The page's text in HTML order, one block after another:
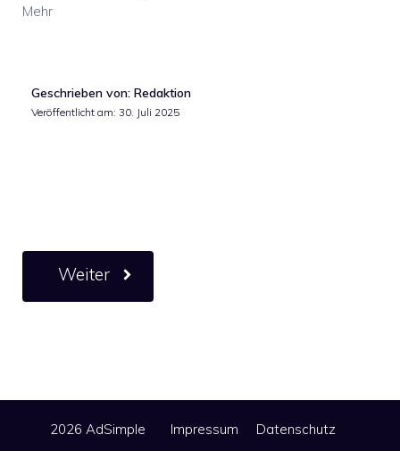
Mehr
Geschrieben von: Redaktion
Veröffentlicht am: 30. Juli 2025
Weiter
2026 AdSimple Impressum Datenschutz